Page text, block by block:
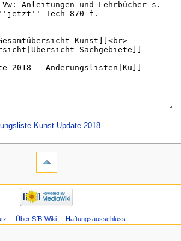
Kunst Update 2018.
Über SfB-Wiki Haftungsausschluss